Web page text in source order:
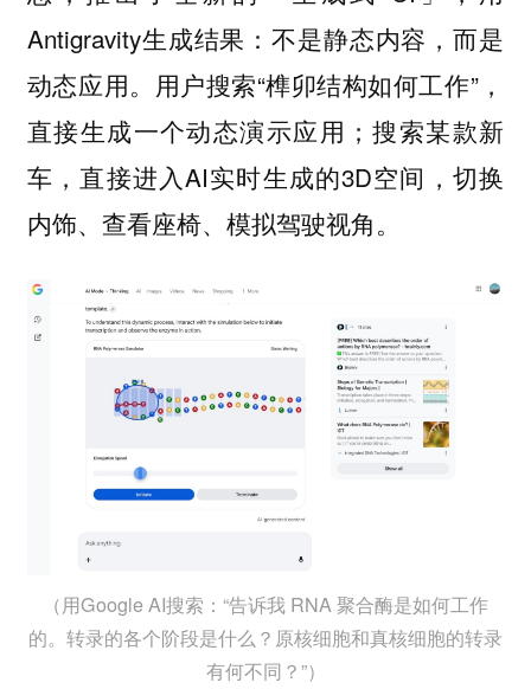
Antigravity生成结果：不是静态内容，而是
动态应用。用户搜索“榫卯结构如何工作”，
直接生成一个动态演示应用；搜索某款新
车，直接进入AI实时生成的3D空间，切换
内饰、查看座椅、模拟驾驶视角。
（用Google AI搜索：“告诉我 RNA 聚合酶是如何工作
的。转录的各个阶段是什么？原核细胞和真核细胞的转录
有何不同？”）